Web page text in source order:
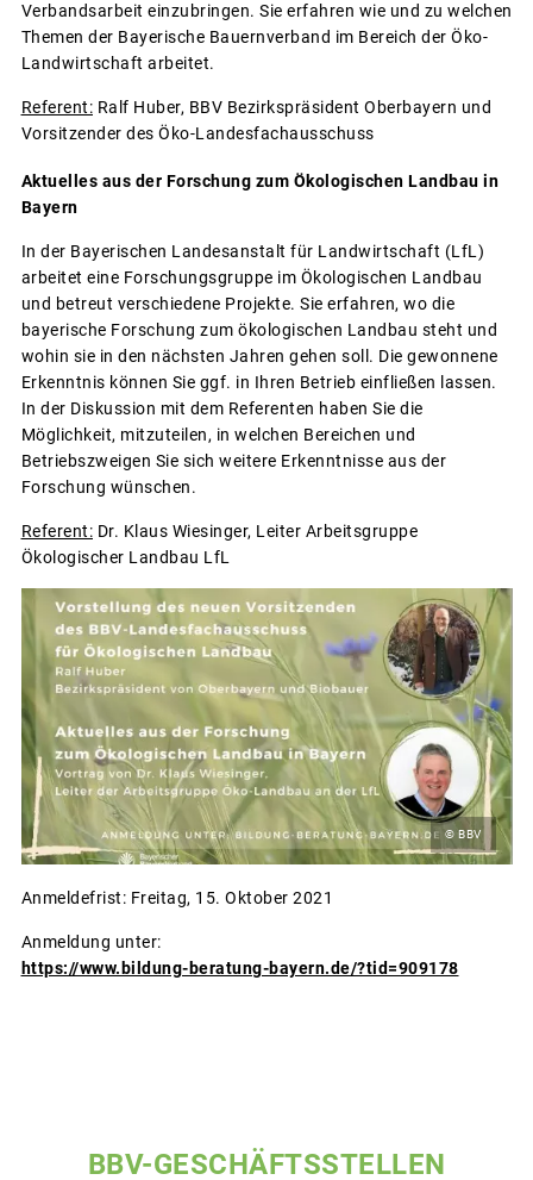
Verbandsarbeit einzubringen. Sie erfahren wie und zu welchen
Themen der Bayerische Bauernverband im Bereich der Öko-
Landwirtschaft arbeitet.
Referent: Ralf Huber, BBV Bezirkspräsident Oberbayern und
Vorsitzender des Öko-Landesfachausschuss
Aktuelles aus der Forschung zum Ökologischen Landbau in
Bayern
In der Bayerischen Landesanstalt für Landwirtschaft (LfL)
arbeitet eine Forschungsgruppe im Ökologischen Landbau
und betreut verschiedene Projekte. Sie erfahren, wo die
bayerische Forschung zum ökologischen Landbau steht und
wohin sie in den nächsten Jahren gehen soll. Die gewonnene
Erkenntnis können Sie ggf. in Ihren Betrieb einfließen lassen.
In der Diskussion mit dem Referenten haben Sie die
Möglichkeit, mitzuteilen, in welchen Bereichen und
Betriebszweigen Sie sich weitere Erkenntnisse aus der
Forschung wünschen.
Referent: Dr. Klaus Wiesinger, Leiter Arbeitsgruppe
Ökologischer Landbau LfL
© BBV
Anmeldefrist: Freitag, 15. Oktober 2021
Anmeldung unter:
https://www.bildung-beratung-bayern.de/?tid=909178
BBV-GESCHÄFTSSTELLEN